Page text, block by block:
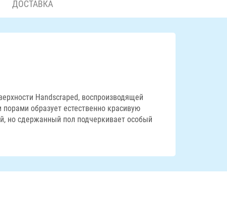
ДОСТАВКА
Handscraped, воспроизводящей
образует естественно красивую
но сдержанный пол подчеркивает особый